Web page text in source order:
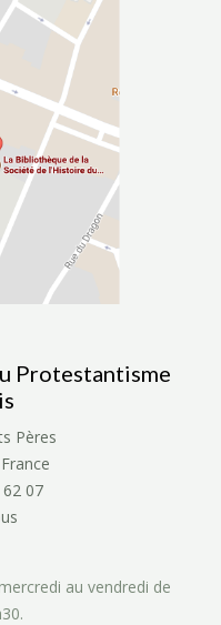
Protestantisme
Pères
07
au vendredi de